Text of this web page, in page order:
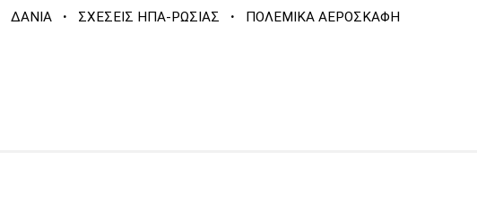
ΔΑΝΙΑ · ΣΧΕΣΕΙΣ ΗΠΑ-ΡΩΣΙΑΣ · ΠΟΛΕΜΙΚΑ ΑΕΡΟΣΚΑΦΗ